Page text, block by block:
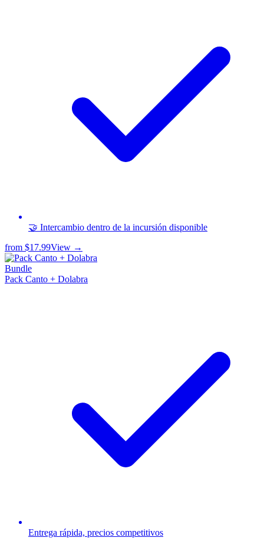
🤝 Intercambio dentro de la incursión disponible
from $17.99View →
Bundle
Pack Canto + Dolabra
Entrega rápida, precios competitivos